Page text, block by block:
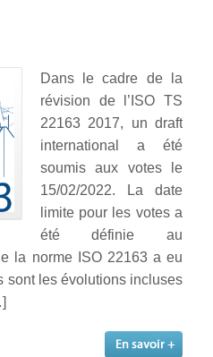
Dans le cadre de la
révision de l’ISO TS
22163 2017, un draft
international a été
soumis aux votes le
15/02/2022. La date
limite pour les votes a
été définie au
la norme ISO 22163 a eu
sont les évolutions incluses